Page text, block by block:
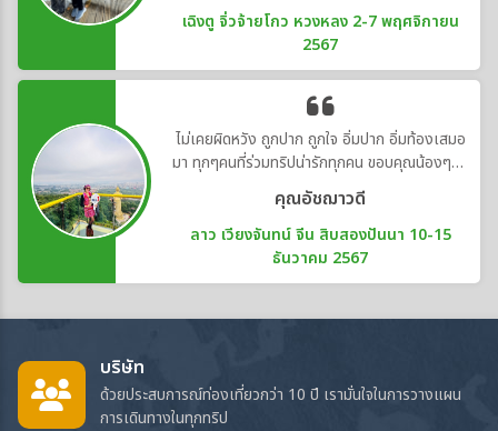
เฉิงตู จิ่วจ้ายโกว หวงหลง 2-7 พฤศจิกายน
2567
ไม่เคยผิดหวัง ถูกปาก ถูกใจ อิ่มปาก อิ่มท้องเสมอ
มา ทุกๆคนที่ร่วมทริปน่ารักทุกคน ขอบคุณน้องๆทีม
งาน ทุกคนที่คอยช่วยเหลือดูแลพวกเรา เป็นอย่าง
ดี ช่วยแก้ปัญหาให้ได้ทุกเรื่อง น้องๆน่ารัก สุภาพ
อ่อนน้อมมากๆ
คุณอัชฌาวดี
ลาว เวียงจันทน์ จีน สิบสองปันนา 10-15
ธันวาคม 2567
บริษัท
ด้วยประสบการณ์ท่องเที่ยวกว่า 10 ปี เรามั่นใจในการวางแผน
การเดินทางในทุกทริป